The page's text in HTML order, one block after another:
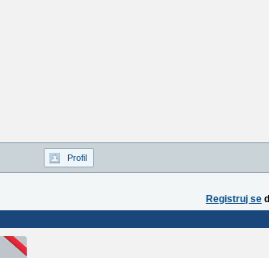
Profil
Registruj se